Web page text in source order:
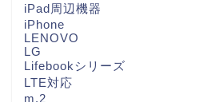
iPad周辺機器
iPhone
LENOVO
LG
Lifebookシリーズ
LTE対応
m.2